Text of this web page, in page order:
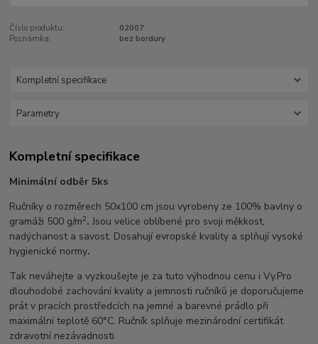
Číslo produktu:
02007
Poznámka:
bez bordury
Kompletní specifikace
Parametry
Kompletní specifikace
Minimální odběr 5ks
Ručníky o rozměrech 50x100 cm jsou vyrobeny ze 100% bavlny o
gramáži 500 g/m2.Jsou velice oblíbené pro svoji měkkost,
nadýchanost a savost. Dosahují evropské kvality a splňují vysoké
hygienické normy.
Tak neváhejte a vyzkoušejte je za tuto výhodnou cenu i Vy.Pro
dlouhodobé zachování kvality a jemnosti ručníků je doporučujeme
prát v pracích prostředcích na jemné a barevné prádlo při
maximální teplotě 60°C. Ručník splňuje mezinárodní certifikát
zdravotní nezávadnosti